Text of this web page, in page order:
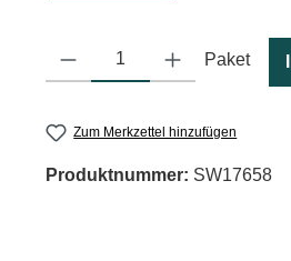
Produkt Anzahl: Gib den
Paket
Zum Merkzettel hinzufügen
Produktnummer: SW17658